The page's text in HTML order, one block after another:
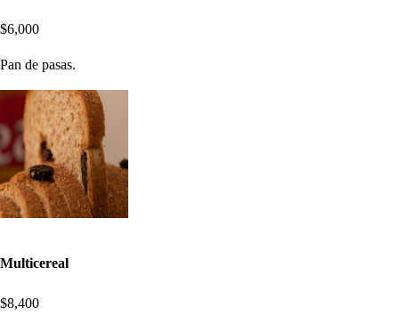
$6,000
Pan de pasas.
Multicereal
$8,400